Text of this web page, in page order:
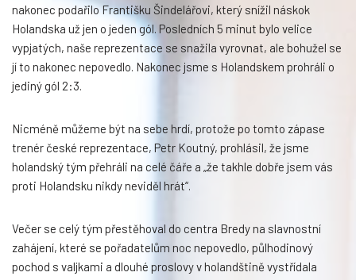
nakonec podařilo Františku Šindelářovi, který snížil náskok
Holandska už jen o jeden gól. Posledních 5 minut bylo velice
vypjatých, naše reprezentace se snažila vyrovnat, ale bohužel se
jí to nakonec nepovedlo. Nakonec jsme s Holandskem prohráli o
jediný gól 2:3.
Nicméně můžeme být na sebe hrdí, protože po tomto zápase
trenér české reprezentace, Petr Koutný, prohlásil, že jsme
holandský tým přehráli na celé čáře a „že takhle dobře jsem vás
proti Holandsku nikdy neviděl hrát“.
Večer se celý tým přestěhoval do centra Bredy na slavnostní
zahájení, které se pořadatelům noc nepovedlo, půlhodinový
pochod s valjkami a dlouhé proslovy v holandštině vystřídala